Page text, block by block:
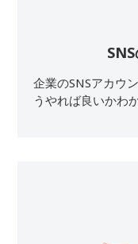
企業のSNSアカウ
うやれば良いかわ